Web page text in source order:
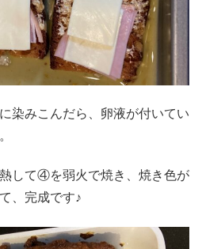
染みこんだら、卵液が付いてい
して④を弱火で焼き、焼き色が
、完成です♪